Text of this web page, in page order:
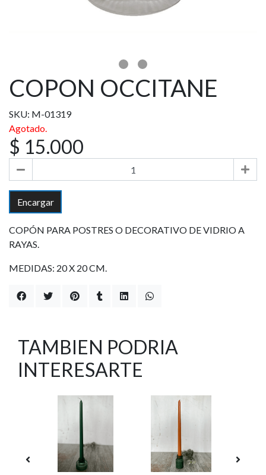
COPON OCCITANE
SKU: M-01319
Agotado.
$ 15.000
Encargar
COPÓN PARA POSTRES O DECORATIVO DE VIDRIO A
RAYAS.
MEDIDAS: 20 X 20 CM.
TAMBIEN PODRIA
INTERESARTE